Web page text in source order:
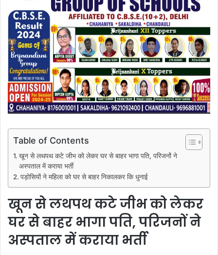
Table of Contents
खून से लथपथ कटे जीभ को लेकर घर से बाहर भागा पति, परिजनों ने
अस्पताल में कराया भर्ती
पड़ोसियों ने महिला को घर से बाहर निकालकर कि धुनाई
खून से लथपथ कटे जीभ को लेकर
घर से बाहर भागा पति, परिजनों ने
अस्पताल में कराया भर्ती